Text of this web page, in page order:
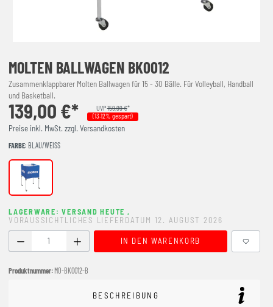
MOLTEN BALLWAGEN BK0012
Zusammenklappbarer Molten Ballwagen für 15 - 30 Bälle. Für Volleyball, Handball
und Basketball.
139,00 €* UVP159,99 €*
(13.12% gespart)
Preise inkl. MwSt. zzgl. Versandkosten
FARBE: BLAU/WEISS
blau/weiß
LAGERWARE: VERSAND HEUTE
VORAUSSICHTLICHES LIEFERDATUM 12. AUGUST 2026
Produkt Anzahl: Gib den gewünschten Wert ein oder
IN DEN WARENKORB
Produktnummer: MO-BK0012-B
BESCHREIBUNG